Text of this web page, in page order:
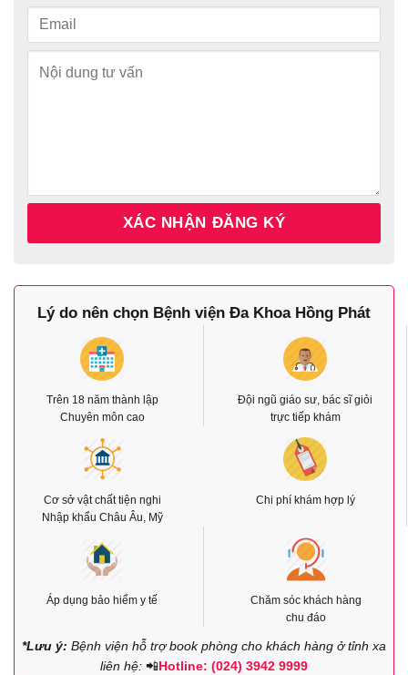
Lý do nên chọn Bệnh viện Đa Khoa Hồng Phát
Trên 18 năm thành lập
Chuyên môn cao
Đội ngũ giáo sư, bác sĩ giỏi
trực tiếp khám
Cơ sở vật chất tiện nghi
Nhập khẩu Châu Âu, Mỹ
Chi phí khám hợp lý
Áp dụng bảo hiểm y tế
Chăm sóc khách hàng
chu đáo
*Lưu ý: Bệnh viện hỗ trợ book phòng cho khách hàng ở tỉnh xa
liên hệ: 📲Hotline: (024) 3942 9999